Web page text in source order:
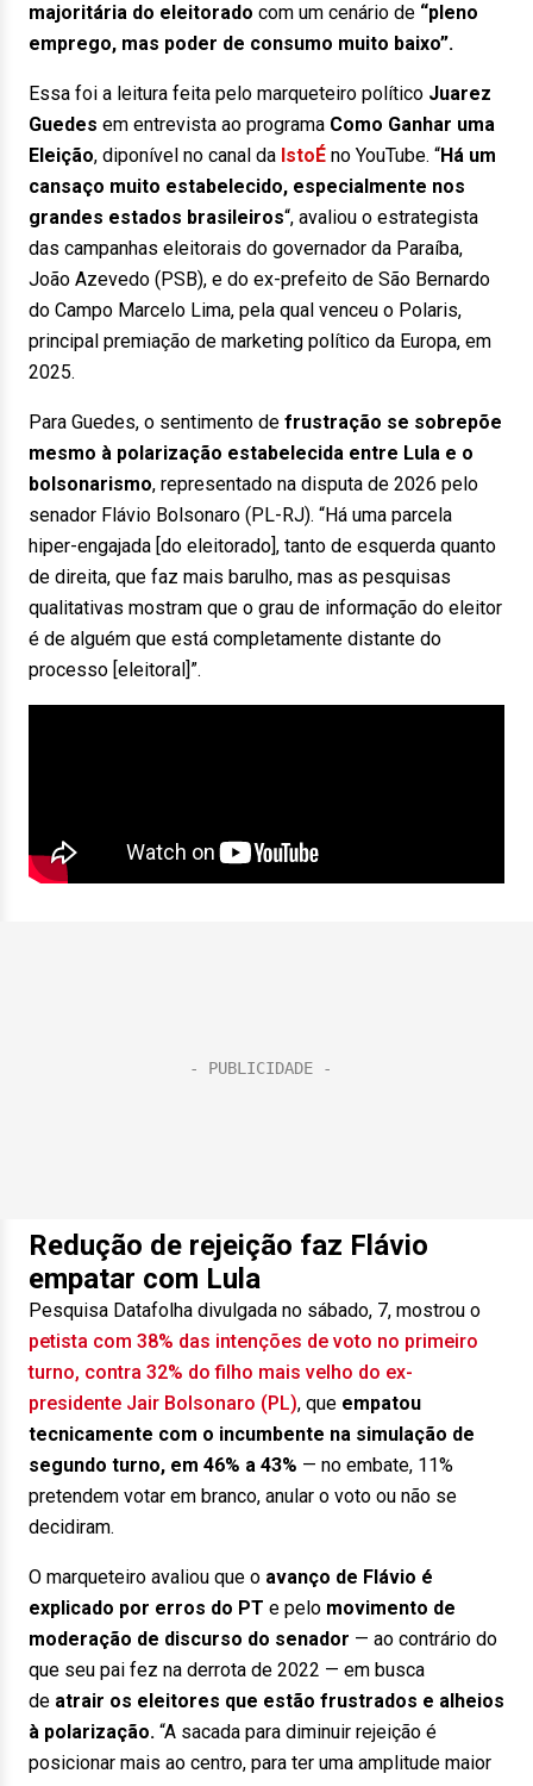
majoritária do eleitorado com um cenário de “pleno
emprego, mas poder de consumo muito baixo”.
Essa foi a leitura feita pelo marqueteiro político Juarez
Guedes em entrevista ao programa Como Ganhar uma
Eleição, diponível no canal da IstoÉ no YouTube. “Há um
cansaço muito estabelecido, especialmente nos
grandes estados brasileiros“, avaliou o estrategista
das campanhas eleitorais do governador da Paraíba,
João Azevedo (PSB), e do ex-prefeito de São Bernardo
do Campo Marcelo Lima, pela qual venceu o Polaris,
principal premiação de marketing político da Europa, em
2025.
Para Guedes, o sentimento de frustração se sobrepõe
mesmo à polarização estabelecida entre Lula e o
bolsonarismo, representado na disputa de 2026 pelo
senador Flávio Bolsonaro (PL-RJ). “Há uma parcela
hiper-engajada [do eleitorado], tanto de esquerda quanto
de direita, que faz mais barulho, mas as pesquisas
qualitativas mostram que o grau de informação do eleitor
é de alguém que está completamente distante do
processo [eleitoral]”.
Redução de rejeição faz Flávio
empatar com Lula
Pesquisa Datafolha divulgada no sábado, 7, mostrou o
petista com 38% das intenções de voto no primeiro
turno, contra 32% do filho mais velho do ex-
presidente Jair Bolsonaro (PL), que empatou
tecnicamente com o incumbente na simulação de
segundo turno, em 46% a 43% — no embate, 11%
pretendem votar em branco, anular o voto ou não se
decidiram.
O marqueteiro avaliou que o avanço de Flávio é
explicado por erros do PT e pelo movimento de
moderação de discurso do senador — ao contrário do
que seu pai fez na derrota de 2022 — em busca
de atrair os eleitores que estão frustrados e alheios
à polarização. “A sacada para diminuir rejeição é
posicionar mais ao centro, para ter uma amplitude maior